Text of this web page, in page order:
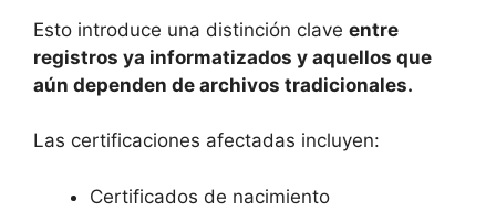
Esto introduce una distinción clave entre
registros ya informatizados y aquellos que
aún dependen de archivos tradicionales.
Las certificaciones afectadas incluyen:
Certificados de nacimiento